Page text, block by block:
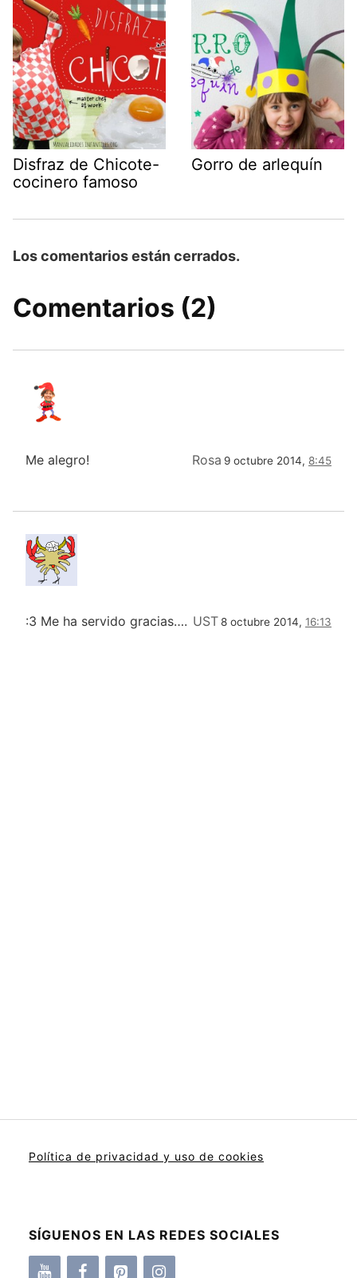
Disfraz de Chicote-
cocinero famoso
Gorro de arlequín
Los comentarios están cerrados.
Comentarios (2)
Rosa 9 octubre 2014, 8:45
Me alegro!
UST8 octubre 2014, 16:13
:3 Me ha servido gracias….
Política de privacidad y uso de cookies
SÍGUENOS EN LAS REDES SOCIALES